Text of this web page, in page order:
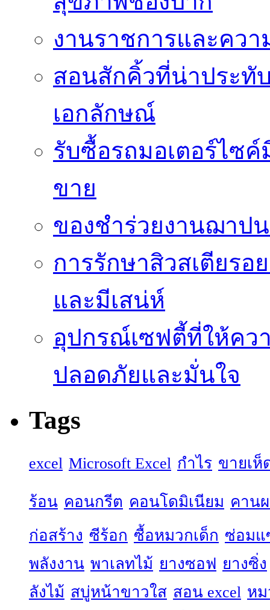
งานราชการและคว
สอนสักคิ้วที่น่าประทั
เอกลักษณ์
รับซื้อรถมอเตอร์ไซ
ขาย
ของชำร่วยงานฌาป
การรักษาสิวสเตียร
และมีเสน่ห์
อุปกรณ์เซฟตี้ที่ให้ค
ปลอดภัยและมั่นใจ
Tags
excel Microsoft Excel กำไร ขายเ
ร้อน คอนกรีต คอนโดมิเนียม คาน
ก่อสร้าง ซีร้อก ซื้อหมวกเด็ก ซ่อมแ
พลังงาน พาเลทไม้ ยางซอฟ ยางซิ่ง
ลังไม้ สบู่หน้าขาวใส สอน excel หม